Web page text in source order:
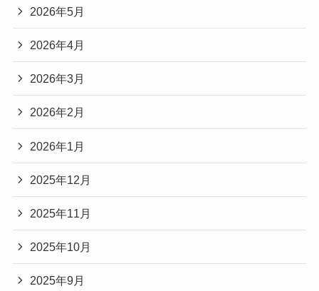
2026年5月
2026年4月
2026年3月
2026年2月
2026年1月
2025年12月
2025年11月
2025年10月
2025年9月